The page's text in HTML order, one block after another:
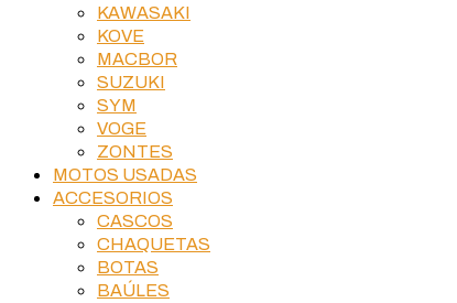
KAWASAKI
KOVE
MACBOR
SUZUKI
SYM
VOGE
ZONTES
MOTOS USADAS
ACCESORIOS
CASCOS
CHAQUETAS
BOTAS
BAÚLES